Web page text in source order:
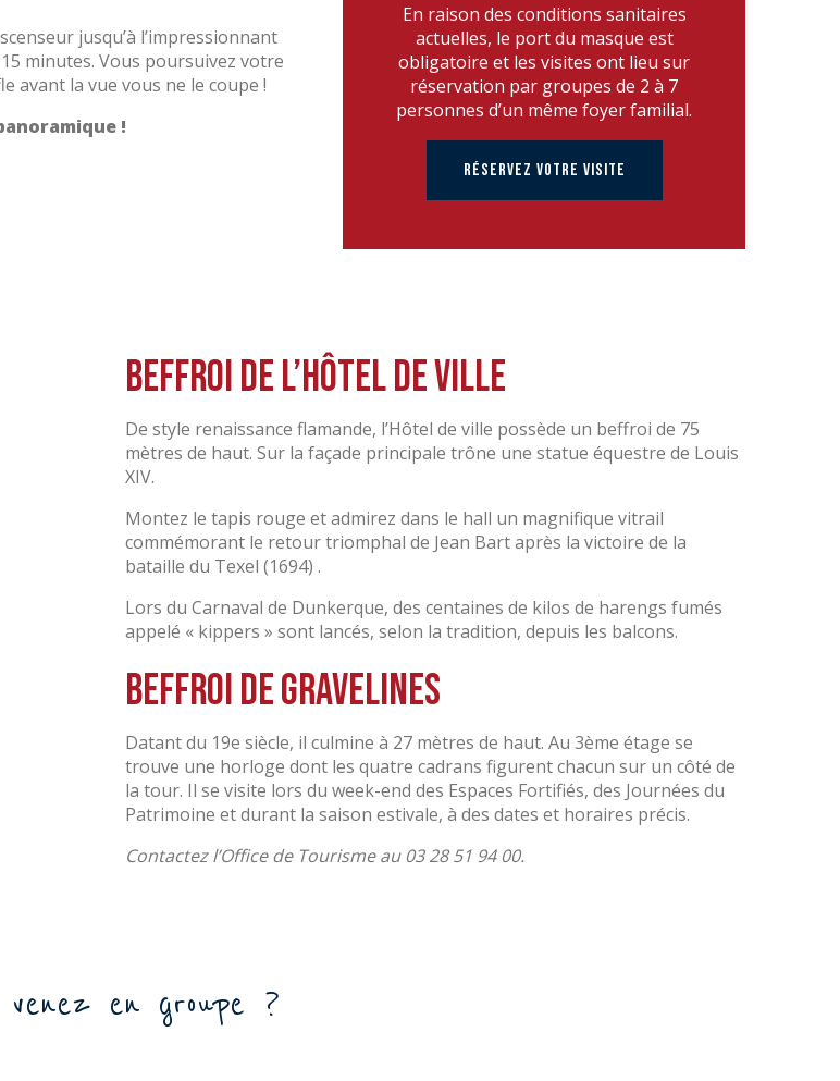
jusqu’à l’impressionnant
minutes. Vous poursuivez votre
avant la vue vous ne le coupe !
!
En raison des conditions sanitaires
actuelles, le port du masque est
obligatoire et les visites ont lieu sur
réservation par groupes de 2 à 7
personnes d’un même foyer familial.
RÉSERVEZ VOTRE VISITE
Beffroi de l’hôtel de ville
De style renaissance flamande, l’Hôtel de ville possède un beffroi de 75
mètres de haut. Sur la façade principale trône une statue équestre de Louis
XIV.
Montez le tapis rouge et admirez dans le hall un magnifique vitrail
commémorant le retour triomphal de Jean Bart après la victoire de la
bataille du Texel (1694) .
Lors du Carnaval de Dunkerque, des centaines de kilos de harengs fumés
appelé « kippers » sont lancés, selon la tradition, depuis les balcons.
Beffroi de Gravelines
Datant du 19e siècle, il culmine à 27 mètres de haut. Au 3ème étage se
trouve une horloge dont les quatre cadrans figurent chacun sur un côté de
la tour. Il se visite lors du week-end des Espaces Fortifiés, des Journées du
Patrimoine et durant la saison estivale, à des dates et horaires précis.
Contactez l’Office de Tourisme au 03 28 51 94 00.
venez en groupe ?